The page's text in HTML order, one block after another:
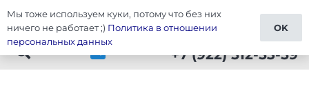
Тюнинг Lada NIVA
+7 (922) 512-53-59
Мы тоже используем куки, потому что без них
ничего не работает ;) Политика в отношении
персональных данных
OK